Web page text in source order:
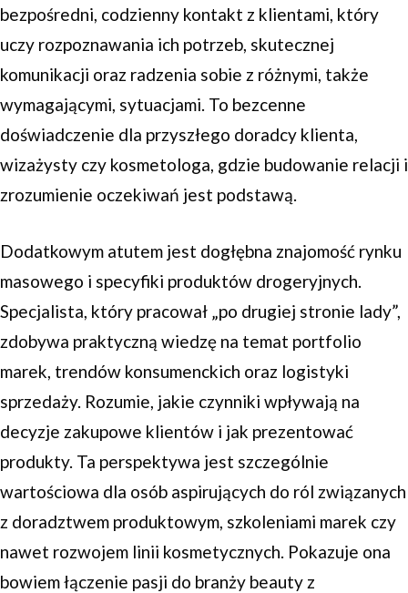
bezpośredni, codzienny kontakt z klientami, który
uczy rozpoznawania ich potrzeb, skutecznej
komunikacji oraz radzenia sobie z różnymi, także
wymagającymi, sytuacjami. To bezcenne
doświadczenie dla przyszłego doradcy klienta,
wizażysty czy kosmetologa, gdzie budowanie relacji i
zrozumienie oczekiwań jest podstawą.
Dodatkowym atutem jest dogłębna znajomość rynku
masowego i specyfiki produktów drogeryjnych.
Specjalista, który pracował „po drugiej stronie lady”,
zdobywa praktyczną wiedzę na temat portfolio
marek, trendów konsumenckich oraz logistyki
sprzedaży. Rozumie, jakie czynniki wpływają na
decyzje zakupowe klientów i jak prezentować
produkty. Ta perspektywa jest szczególnie
wartościowa dla osób aspirujących do ról związanych
z doradztwem produktowym, szkoleniami marek czy
nawet rozwojem linii kosmetycznych. Pokazuje ona
bowiem łączenie pasji do branży beauty z